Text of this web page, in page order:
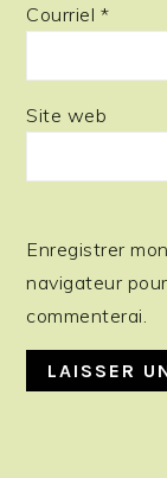
Courriel *
Site web
Enregistrer
navigateur
commenterai.